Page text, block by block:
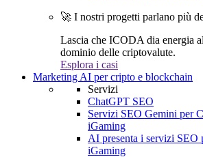
🚀 I nostri progetti parlano più
Lascia che ICODA dia energia
dominio delle criptovalute.
Esplora i casi
Marketing AI per cripto e blockchain
Servizi
ChatGPT SEO
Servizi SEO Gemini per
iGaming
AI presenta i servizi SEO
iGaming